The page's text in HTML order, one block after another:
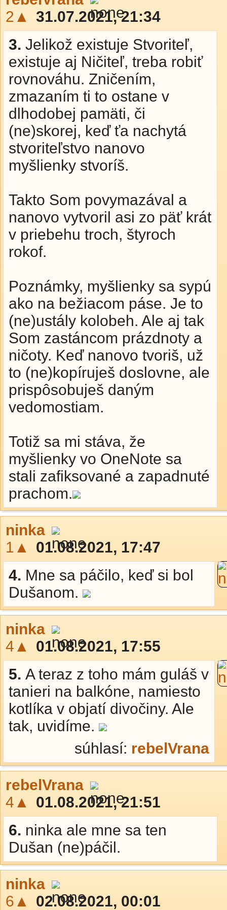
2▲
31.07.2021, 21:34
3. Jelikož existuje Stvoriteľ,
existuje aj Ničiteľ, treba robiť
rovnováhu. Zničením,
zmazaním ti to ostane v
dlhodobej pamäti, či
(ne)skorej, keď ťa nachytá
stvoriteľstvo nanovo
myšlienky stvoríš.
Takto Som povymazával a
nanovo vytvoril asi zo päť krát
v priebehu troch, štyroch
rokof.
Poznámky, myšlienky sa sypú
ako na bežiacom páse. Je to
(ne)ustály kolobeh. Ale aj tak
Som zastáncom prázdnoty a
ničoty. Keď nanovo tvoriš, už
to (ne)kopíruješ doslovne, ale
prispôsobuješ daným
vedomostiam.
Totiž sa mi stáva, že
myšlienky vo OneNote sa
stali zafiksované a zapadnuté
prachom.
ninka
1▲
01.08.2021, 17:47
4. Mne sa páčilo, keď si bol
Dušanom.
ninka
4▲
01.08.2021, 17:55
5. A teraz z toho mám guláš v
tanieri na balkóne, namiesto
kotlíka v objatí divočiny. Ale
tak, uvidíme.
súhlasí: rebelVrana
rebelVrana
4▲
01.08.2021, 21:51
6. ninka ale mne sa ten
Dušan (ne)páčil.
ninka
6▲
02.08.2021, 00:01